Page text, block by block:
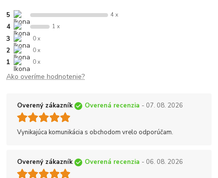
5 4 x
4 1 x
3 0 x
2 0 x
1 0 x
Ako overíme hodnotenie?
Overený zákazník Overená recenzia - 07. 08. 2026
Vynikajúca komunikácia s obchodom vrelo odporúčam.
Overený zákazník Overená recenzia - 06. 08. 2026